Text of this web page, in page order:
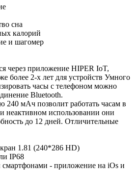
сна
калорий
и шагомер
через приложение HIPER IoT,
более 2-х лет для устройств Умного
часы с телефоном можно
Bluetooth.
240 мАч позволит работать часам в
неактивном использовании они
до 12 дней. Отличительные
1.81 (240*286 HD)
IP68
- приложение на iOs и